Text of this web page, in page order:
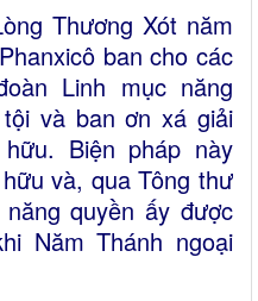
Thương Xót năm
ban cho các
Linh mục năng
và ban ơn xá giải
Biện pháp này
và, qua Tông thư
quyền ấy được
Năm Thánh ngoại